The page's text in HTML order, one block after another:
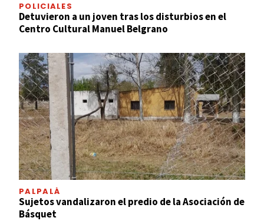
POLICIALES
Detuvieron a un joven tras los disturbios en el
Centro Cultural Manuel Belgrano
PALPALÁ
Sujetos vandalizaron el predio de la Asociación de
Básquet